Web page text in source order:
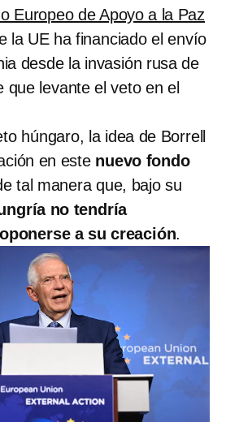
Europeo de Apoyo a la Paz
la UE ha financiado el envío
desde la invasión rusa de
que levante el veto en el
húngaro, la idea de Borrell
en este nuevo fondo
tal manera que, bajo su
no tendría
a su creación.